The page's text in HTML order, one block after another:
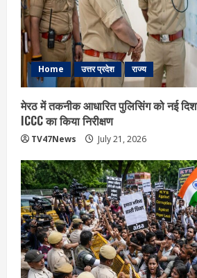
Home उत्तर प्रदेश राज्य
मेरठ में तकनीक आधारित पुलिसिंग को नई
ICCC का किया निरीक्षण
TV47News July 21, 2026